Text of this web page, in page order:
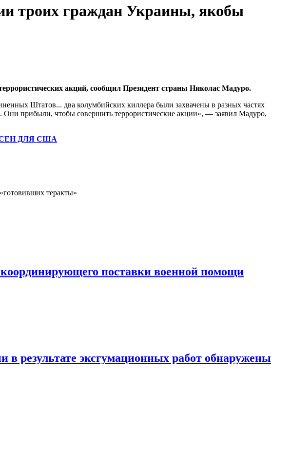
троих граждан Украины, якобы
акций, сообщил Президент страны Николас Мадуро.
Штатов... два колумбийских киллера были захвачены в разных частях
прибыли, чтобы совершить террористические акции», — заявил Мадуро,
ДЛЯ США
теракты»
поставки военной помощи
результате эксгумационных работ обнаружены